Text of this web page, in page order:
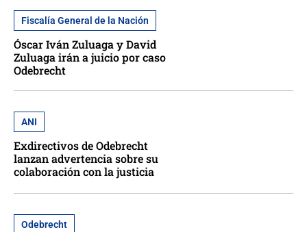
Fiscalía General de la Nación
Óscar Iván Zuluaga y David
Zuluaga irán a juicio por caso
Odebrecht
ANI
Exdirectivos de Odebrecht
lanzan advertencia sobre su
colaboración con la justicia
Odebrecht